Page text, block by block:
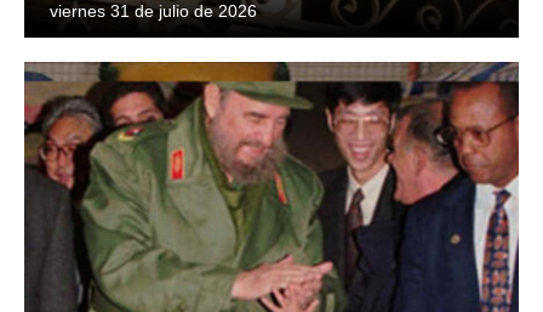
viernes 31 de julio de 2026